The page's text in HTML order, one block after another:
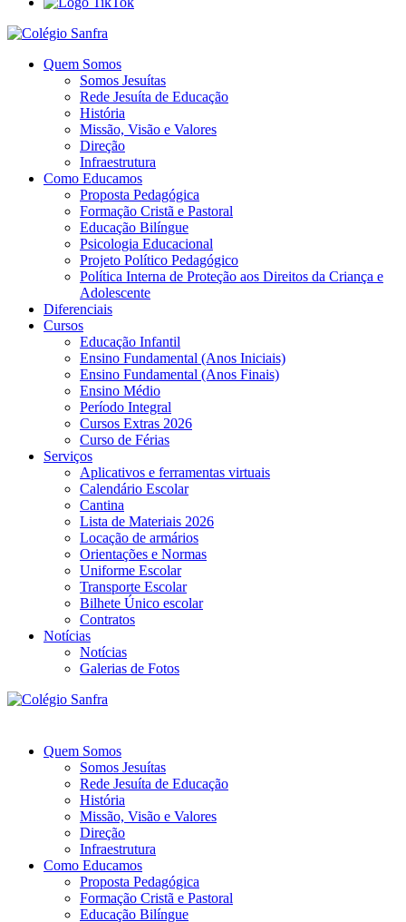
Quem Somos
Somos Jesuítas
Rede Jesuíta de Educação
História
Missão, Visão e Valores
Direção
Infraestrutura
Como Educamos
Proposta Pedagógica
Formação Cristã e Pastoral
Educação Bilíngue
Psicologia Educacional
Projeto Político Pedagógico
Política Interna de Proteção aos Direitos da Criança e
Adolescente
Diferenciais
Cursos
Educação Infantil
Ensino Fundamental (Anos Iniciais)
Ensino Fundamental (Anos Finais)
Ensino Médio
Período Integral
Cursos Extras 2026
Curso de Férias
Serviços
Aplicativos e ferramentas virtuais
Calendário Escolar
Cantina
Lista de Materiais 2026
Locação de armários
Orientações e Normas
Uniforme Escolar
Transporte Escolar
Bilhete Único escolar
Contratos
Notícias
Notícias
Galerias de Fotos
Quem Somos
Somos Jesuítas
Rede Jesuíta de Educação
História
Missão, Visão e Valores
Direção
Infraestrutura
Como Educamos
Proposta Pedagógica
Formação Cristã e Pastoral
Educação Bilíngue